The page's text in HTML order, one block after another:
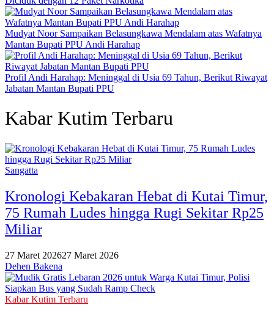
Mudyat Noor Sampaikan Belasungkawa Mendalam atas Wafatnya
Mantan Bupati PPU Andi Harahap
Profil Andi Harahap: Meninggal di Usia 69 Tahun, Berikut Riwayat
Jabatan Mantan Bupati PPU
Kabar Kutim Terbaru
Sangatta
Kronologi Kebakaran Hebat di Kutai Timur,
75 Rumah Ludes hingga Rugi Sekitar Rp25
Miliar
27 Maret 202627 Maret 2026
Dehen Bakena
Kabar Kutim Terbaru